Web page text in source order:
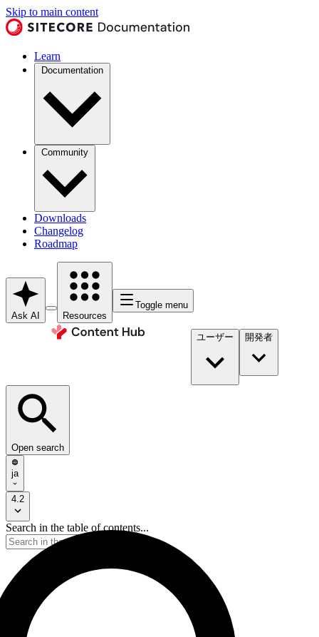
Skip to main content
Learn
Documentation
Community
Downloads
Changelog
Roadmap
Ask AI Resources
Toggle menu
ユーザー 開発者​
Open search
ja
4.2
Search in the table of contents...